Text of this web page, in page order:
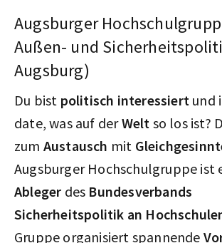
Augsburger
Außen- und
Augsburg)
Du bist politisch interessiert und
date, was auf derWelt so los ist?
zum Austausch mit
Augsburger Hochschulgruppe ist
Ableger des Bundesverbands
Sicherheitspolitik an
Gruppe organisiert spannende